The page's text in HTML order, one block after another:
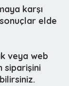
karşı
elde
veya web
siparişini